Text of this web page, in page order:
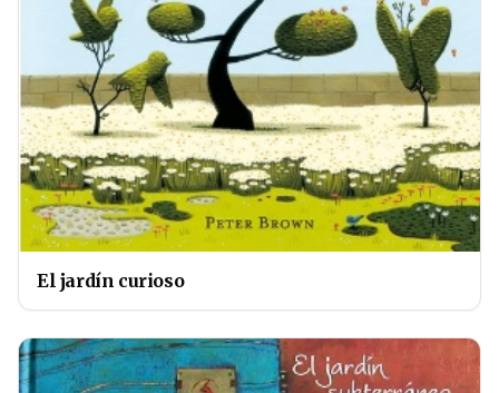
El jardín curioso